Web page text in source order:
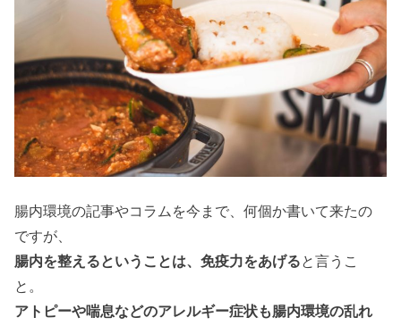
腸内環境の記事やコラムを今まで、何個か書いて来たの
ですが、
腸内を整えるということは、免疫力をあげると言うこ
と。
アトピーや喘息などのアレルギー症状も腸内環境の乱れ